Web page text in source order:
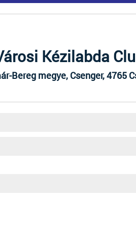
Kézilabda
Bereg megye, Csenger, 4765